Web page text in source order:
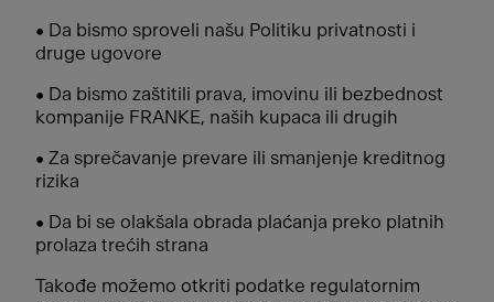
• Da bismo sproveli našu Politiku privatnosti i
druge ugovore
• Da bismo zaštitili prava, imovinu ili bezbednost
kompanije FRANKE, naših kupaca ili drugih
• Za sprečavanje prevare ili smanjenje kreditnog
rizika
• Da bi se olakšala obrada plaćanja preko platnih
prolaza trećih strana
Takođe možemo otkriti podatke regulatornim